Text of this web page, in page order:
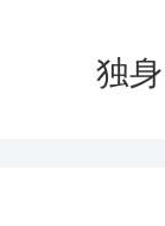
独